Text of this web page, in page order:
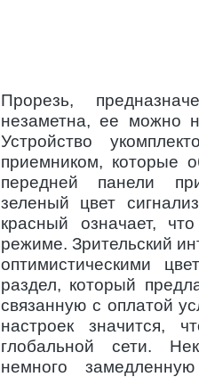
Прорезь,
незаметна, ее можно
Устройство
приемником, которые
передней панели
зеленый цвет
красный означает,
режиме. Зрительский
оптимистическими
раздел, который
связанную с оплатой
настроек значится,
глобальной сети.
немного